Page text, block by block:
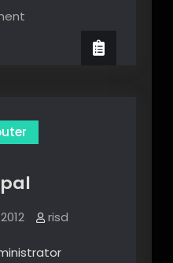
on
risd